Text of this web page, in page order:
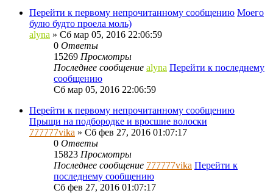
Перейти к первому непрочитанному сообщению Моего
булю будто проела моль)
alyna » Сб мар 05, 2016 22:06:59
0 Ответы
15269 Просмотры
Последнее сообщение alyna Перейти к последнему
сообщению
Сб мар 05, 2016 22:06:59
Перейти к первому непрочитанному сообщению
Прыщи на подбородке и вросшие волоски
777777vika » Сб фев 27, 2016 01:07:17
0 Ответы
15823 Просмотры
Последнее сообщение 777777vika Перейти к
последнему сообщению
Сб фев 27, 2016 01:07:17